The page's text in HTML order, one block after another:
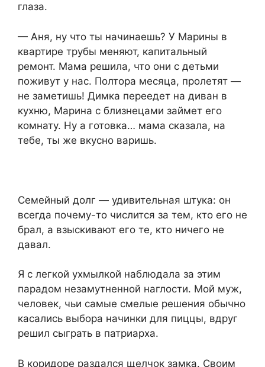
глаза.
— Аня, ну что ты начинаешь? У Марины в
квартире трубы меняют, капитальный
ремонт. Мама решила, что они с детьми
поживут у нас. Полтора месяца, пролетят —
не заметишь! Димка переедет на диван в
кухню, Марина с близнецами займет его
комнату. Ну а готовка… мама сказала, на
тебе, ты же вкусно варишь.
Семейный долг — удивительная штука: он
всегда почему-то числится за тем, кто его не
брал, а взыскивают его те, кто ничего не
давал.
Я с легкой ухмылкой наблюдала за этим
парадом незамутненной наглости. Мой муж,
человек, чьи самые смелые решения обычно
касались выбора начинки для пиццы, вдруг
решил сыграть в патриарха.
В коридоре раздался щелчок замка. Своим